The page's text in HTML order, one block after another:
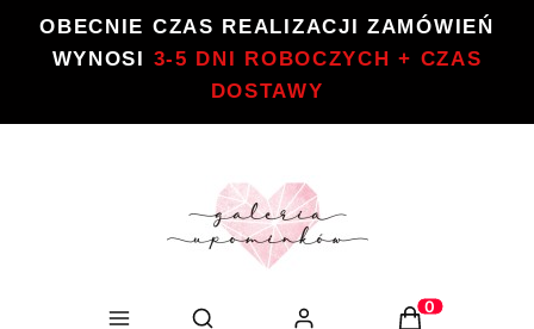
OBECNIE CZAS REALIZACJI ZAMÓWIEŃ
WYNOSI 3-5 DNI ROBOCZYCH + CZAS
DOSTAWY
Otwórz wyszukiwarkę Produkty w